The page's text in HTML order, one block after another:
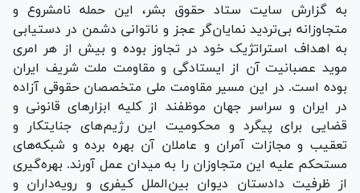
به گزارش سایت ستاد حقوق بشر، این حمله نامشروع و
متجاوزانه بی­‌تردید نمایان‌گر عجز و ناتوانی دشمن در دستیابی
به اهداف استراتژیک خود در تجاوز بوده و بیش از هر امری
موید عصبانیت آن از ایستادگی و مقاومت ملت شریف ایران
بوده است. در این مسیر مقاومت ملی متخصصان حقوقی آزاده
در ایران و سراسر جهان موظفند از کلیه ابزار‌های قانونی و
قضایی برای پیگرد و محکومیت این رژیم‌­های جنایتکار و
تعقیب و مجازات آمران و عاملان آن بهره برده و شبکه‌ه­ای
مستحکم علیه این متجاوزان را به میدان عمل آورند. بهره‌­گیری
از ظرفیت دادستان دیوان بین­‌الملل کیفری و رویه‌­داران و